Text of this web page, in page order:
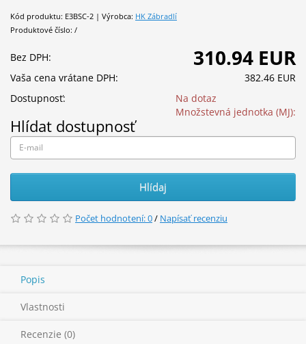
Kód produktu: E3BSC-2 | Výrobca: HK Zábradlí
Produktové číslo: /
Bez DPH: 310.94 EUR
Vaša cena vrátane DPH:
382.46 EUR
Dostupnosť:
Na dotaz
Množstevná jednotka (MJ):
Hlídat dostupnosť
Hlídaj
Počet hodnotení: 0/ Napísať recenziu
Popis
Vlastnosti
Recenzie (0)